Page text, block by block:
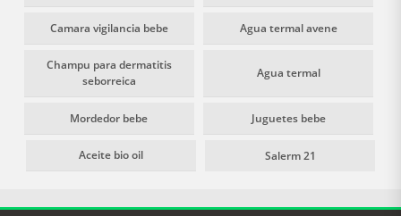
Camara vigilancia bebe Agua termal avene
Champu para dermatitis
seborreica
Agua termal
Mordedor bebe Juguetes bebe
Aceite bio oil Salerm 21